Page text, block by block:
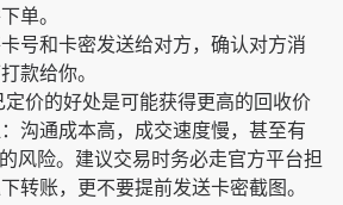
单。
和卡密发送给对方，确认对方消
款给你。
价的好处是可能获得更高的回收价
沟通成本高，成交速度慢，甚至有
风险。建议交易时务必走官方平台担
转账，更不要提前发送卡密截图。